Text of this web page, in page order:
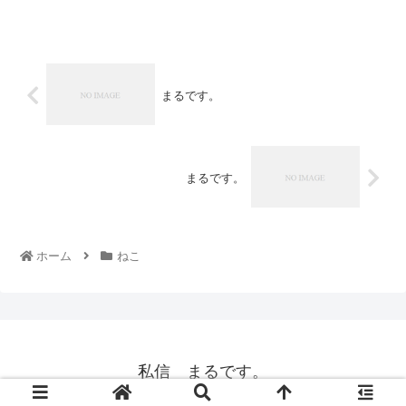
まるです。
まるです。
ホーム ねこ
私信 まるです。
© 2008 私信 まるです。.